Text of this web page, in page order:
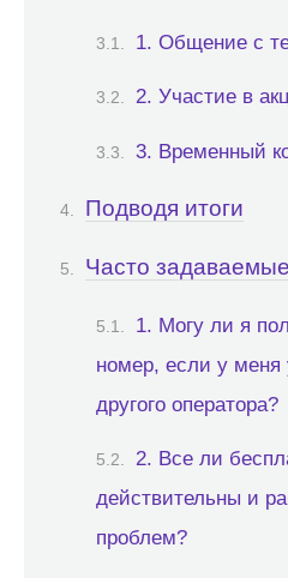
1. Общение с
2. Участие в
3. Временный
Подводя итоги
Часто
1. Могу ли я
номер, если у меня
другого оператора?
2. Все ли
действительны и
проблем?